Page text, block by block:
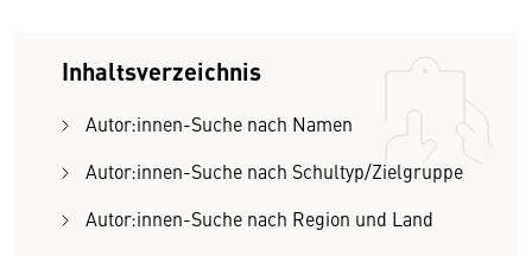
Inhaltsverzeichnis
Autor:innen-Suche nach Namen
Autor:innen-Suche nach Schultyp/Zielgruppe
Autor:innen-Suche nach Region und Land